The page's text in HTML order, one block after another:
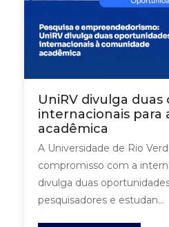
UniRV divulga
internacionais para
acadêmica
A Universidade de Rio
compromisso com a
divulga duas
pesquisadores e estudan...